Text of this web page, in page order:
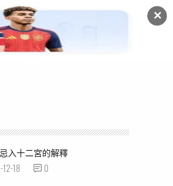
✕
紫微杂谈
入十二宮的解釋
12-18 0